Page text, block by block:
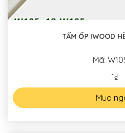
TẤM ỐP IWOOD
Mã:
1₫
Mua